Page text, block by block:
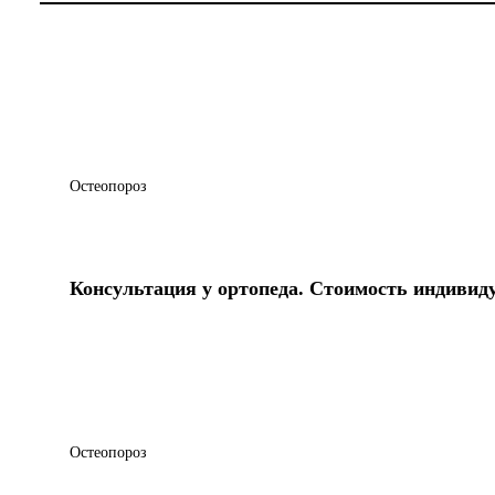
Остеопороз
Консультация у ортопеда. Стоимость
Остеопороз